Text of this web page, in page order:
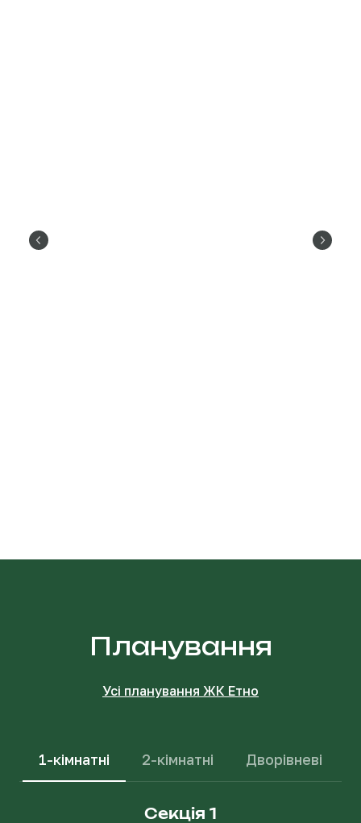
Планування
Усі планування ЖК Етно
1-кімнатні 2-кімнатні Дворівневі
Секція 1